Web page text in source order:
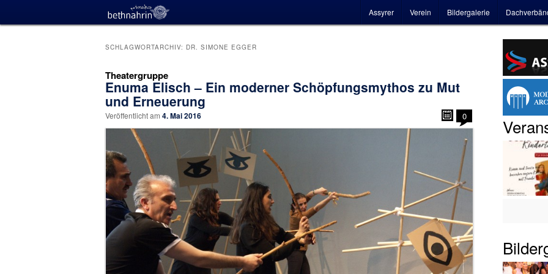
Hauptmenü
Assyrer Verein Bildergalerie
SCHLAGWORTARCHIV: DR. SIMONE EGGER
Theatergruppe
Enuma Elisch – Ein moderner Schöpfungsmythos zu Mut
und Erneuerung
Veröffentlicht am 4. Mai 2016 0